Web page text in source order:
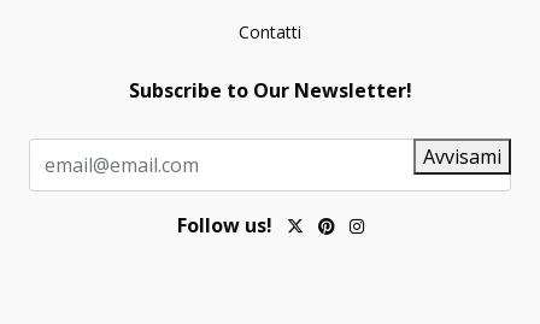
Contatti
Subscribe to Our Newsletter!
Avvisami
Follow us!